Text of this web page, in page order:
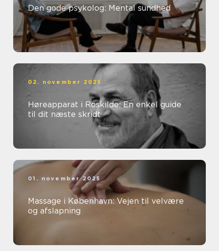
Den gode psykolog: Mental sundhed
02. november 2025
Høreapparat i Roskilde: En enkel guide
til dit næste skridt
01. november 2025
Massage i København: Vejen til velvære
og afslapning